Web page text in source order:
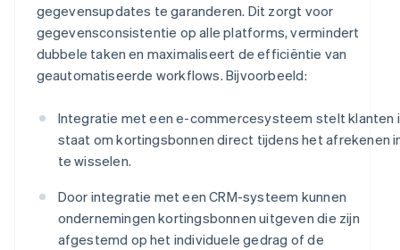
gegevensupdates te garanderen. Dit zorgt voor
gegevensconsistentie op alle platforms, vermindert
dubbele taken en maximaliseert de efficiëntie van
geautomatiseerde workflows. Bijvoorbeeld:
Integratie met een e-commercesysteem stelt klanten
staat om kortingsbonnen direct tijdens het afrekenen
te wisselen.
Door integratie met een CRM-systeem kunnen
ondernemingen kortingsbonnen uitgeven die zijn
afgestemd op het individuele gedrag of de